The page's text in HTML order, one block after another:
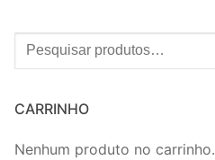
Procurar:
CARRINHO
Nenhum produto no carrinho.